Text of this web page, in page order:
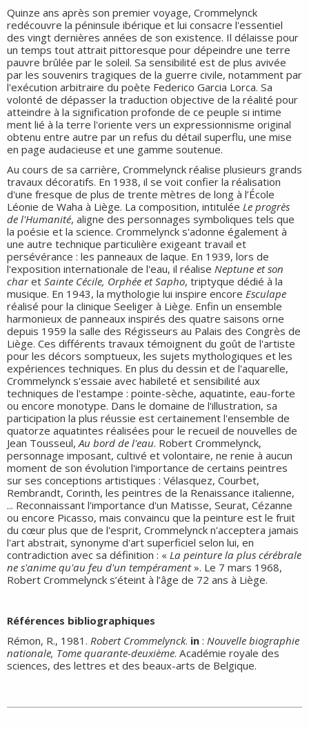
Quinze ans après son premier voyage, Crommelynck
redécouvre la péninsule ibérique et lui consacre l'essentiel
des vingt dernières années de son existence. Il délaisse pour
un temps tout attrait pittoresque pour dépeindre une terre
pauvre brûlée par le soleil. Sa sensibilité est de plus avivée
par les souvenirs tragiques de la guerre civile, notamment par
l'exécution arbitraire du poète Federico Garcia Lorca. Sa
volonté de dépasser la traduction objective de la réalité pour
atteindre à la signification profonde de ce peuple si intime
ment lié à la terre l'oriente vers un expressionnisme original
obtenu entre autre par un refus du détail superflu, une mise
en page audacieuse et une gamme soutenue.
Au cours de sa carrière, Crommelynck réalise plusieurs grands
travaux décoratifs. En 1938, il se voit confier la réalisation
d'une fresque de plus de trente mètres de long à l’École
Léonie de Waha à Liège. La composition, intitulée Le progrès
de l'Humanité, aligne des personnages symboliques tels que
la poésie et la science. Crommelynck s'adonne également à
une autre technique particulière exigeant travail et
persévérance : les panneaux de laque. En 1939, lors de
l'exposition internationale de l'eau, il réalise Neptune et son
charet Sainte Cécile, Orphée et Sapho, triptyque dédié à la
musique. En 1943, la mythologie lui inspire encore Esculape
réalisé pour la clinique Seeliger à Liège. Enfin un ensemble
harmonieux de panneaux inspirés des quatre saisons orne
depuis 1959 la salle des Régisseurs au Palais des Congrès de
Liège. Ces différents travaux témoignent du goût de l'artiste
pour les décors somptueux, les sujets mythologiques et les
expériences techniques. En plus du dessin et de l'aquarelle,
Crommelynck s'essaie avec habileté et sensibilité aux
techniques de l'estampe : pointe-sèche, aquatinte, eau-forte
ou encore monotype. Dans le domaine de l'illustration, sa
participation la plus réussie est certainement l'ensemble de
quatorze aquatintes réalisées pour le recueil de nouvelles de
Jean Tousseul,Au bord de l'eau. Robert Crommelynck,
personnage imposant, cultivé et volontaire, ne renie à aucun
moment de son évolution l'importance de certains peintres
sur ses conceptions artistiques : Vélasquez, Courbet,
Rembrandt, Corinth, les peintres de la Renaissance italienne,
... Reconnaissant l'importance d'un Matisse, Seurat, Cézanne
ou encore Picasso, mais convaincu que la peinture est le fruit
du cœur plus que de l'esprit, Crommelynck n'acceptera jamais
l'art abstrait, synonyme d'art superficiel selon lui, en
contradiction avec sa définition : « La peinture la plus cérébrale
ne s'anime qu'au feu d'un tempérament». Le 7 mars 1968,
Robert Crommelynck s’éteint à l’âge de 72 ans à Liège.
Références bibliographiques
Rémon, R., 1981. Robert Crommelynck. in : Nouvelle biographie
nationale, Tome quarante-deuxième. Académie royale des
sciences, des lettres et des beaux-arts de Belgique.